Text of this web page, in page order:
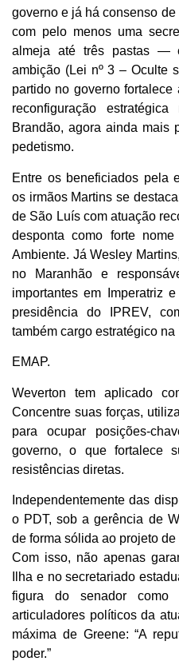
governo e já há consenso
com pelo menos uma
almeja até três pastas —
ambição (Lei nº 3 – Oculte
partido no governo
reconfiguração
Brandão, agora ainda mais
pedetismo.
Entre os beneficiados pela
os irmãos Martins se
de São Luís com atuação
desponta como forte
Ambiente. Já Wesley
no Maranhão e
importantes em Imperatriz
presidência do IPREV,
também cargo estratégico na
EMAP.
Weverton tem aplicado
Concentre suas forças,
para ocupar posições-
governo, o que fortalece
resistências diretas.
Independentemente das
o PDT, sob a gerência de
de forma sólida ao projeto
Com isso, não apenas
Ilha e no secretariado
figura do senador como
articuladores políticos da
máxima de Greene: “A
poder.”